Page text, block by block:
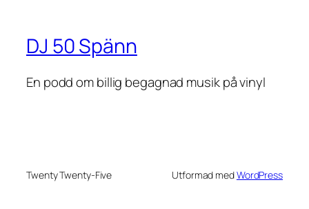
DJ 50 Spänn
En podd om billig begagnad musik på vinyl
Twenty Twenty-Five Utformad medWordPress